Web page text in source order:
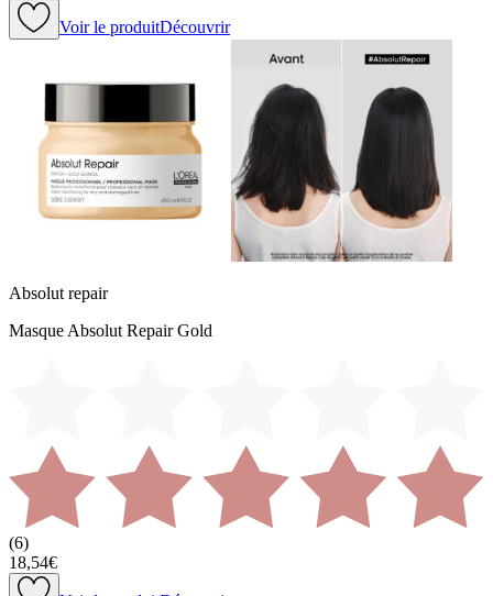
Voir le produitDécouvrir
Absolut repair
Masque Absolut Repair Gold
(6)
18,54€